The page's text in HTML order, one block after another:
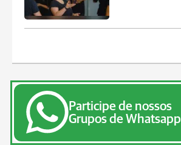
Participe de nossos
Grupos de Whatsapp